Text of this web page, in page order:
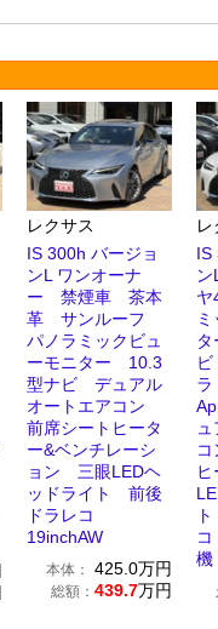
レクサス
IS 300h バージョ
ンL ワンオーナ
ー 禁煙車 茶本
革 サンルーフ
パノラミックビュ
ーモニター 10.3
型ナビ デュアル
オートエアコン
前席シートヒータ
ー&ベンチレーシ
ョン 三眼LEDヘ
ッドライト 前後
ドラレコ
19inchAW
本体： 425.0万円
総額： 439.7万円
IS